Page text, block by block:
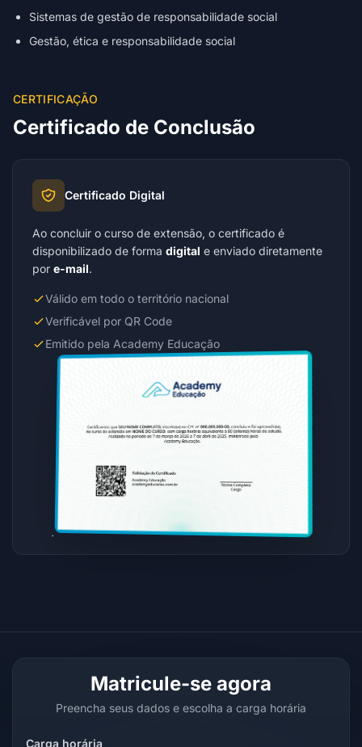
Sistemas de gestão de responsabilidade social
Gestão, ética e responsabilidade social
CERTIFICAÇÃO
Certificado de Conclusão
Certificado Digital
Ao concluir o curso de extensão, o certificado é
disponibilizado de forma digital e enviado diretamente
por e-mail.
Válido em todo o território nacional
Verificável por QR Code
Emitido pela Academy Educação
Matricule-se agora
Preencha seus dados e escolha a carga horária
Carga horária